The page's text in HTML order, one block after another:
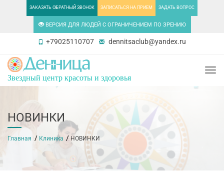
ЗАКАЗАТЬ ОБРАТНЫЙ ЗВОНОК ЗАПИСАТЬСЯ НА ПРИЕМ ЗАДАТЬ ВОПРОС
ВЕРСИЯ ДЛЯ ЛЮДЕЙ С ОГРАНИЧЕНИЕМ ПО ЗРЕНИЮ
+79025110707 dennitsaclub@yandex.ru
Звездный центр красоты и здоровья
НОВИНКИ
Главная Клиника НОВИНКИ